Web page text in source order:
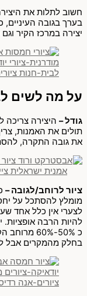
חשוב לתלות את
בערך בגובה העיניים,
יצירה במרכז הקיר
על מה לשים
גודל – היצירה צריכה
תולים את האמנות,
את גובה התקרה,
ציור לרוחב/לגובה –
מומלץ להסתכל על
לצערי אין כלל אחד
להיות הרבה אופציות.
כ 50%-
בחלק מהמקרים אבל